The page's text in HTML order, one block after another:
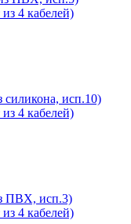
4 кабелей)
силикона, исп.10)
4 кабелей)
ПВХ, исп.3)
4 кабелей)